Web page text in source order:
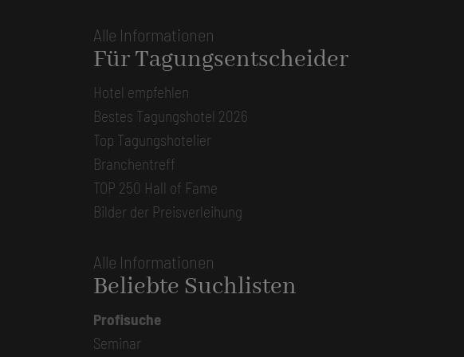
Alle Informationen
Für Tagungsentscheider
Hotel empfehlen
Bestes Tagungshotel 2026
Top Tagungshotelier
Branchentreff
TOP 250 Hall of Fame
Bilder der Preisverleihung
Alle Informationen
Beliebte Suchlisten
Profisuche
Seminar